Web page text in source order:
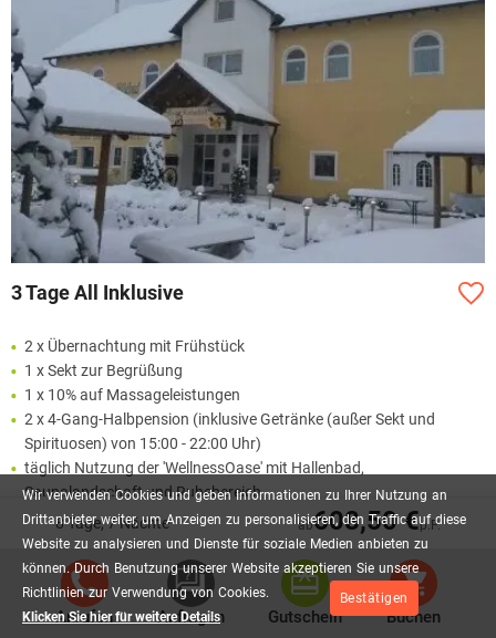
Wir verwenden Cookies und geben Informationen zu Ihrer Nutzung an
Drittanbieter weiter, um Anzeigen zu personalisieren, den Traffic auf diese
Website zu analysieren und Dienste für soziale Medien anbieten zu
können. Durch Benutzung unserer Website akzeptieren Sie unsere
Richtlinien zur Verwendung von Cookies.
Klicken Sie hier für weitere Details
Bestätigen
8 Tage, 7 Nächte ab608,50 €p.P.
Anrufen Anfragen Gutschein Buchen
3 Tage All Inklusive
2 x Übernachtung mit Frühstück
1 x Sekt zur Begrüßung
1 x 10% auf Massageleistungen
2 x 4-Gang-Halbpension (inklusive Getränke (außer Sekt und
Spirituosen) von 15:00 - 22:00 Uhr)
täglich Nutzung der 'WellnessOase' mit Hallenbad,
Saunalandschaft und Ruhebereich
Parken am Hotel
Mehr lesen
AB 199,50 €P.P.